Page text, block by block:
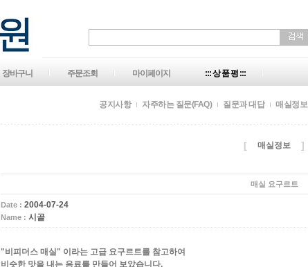
장바구니 주문조회 마이페이지 ::: 상 품 평 :::
공지사항 자주하는 질문(FAQ) 질문과 대답 매실정보
[ 매실정보 ]
매실 요구르트
Date : 2004-07-24
Name : 시골
"비피더스 매실" 이라는 고급 요구르트를 참고하여
비슷한 맛을 내는 음료를 만들어 보았습니다.